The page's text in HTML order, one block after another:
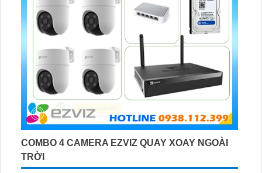
COMBO 4 CAMERA EZVIZ QUAY XOAY NGOÀI
TRỜI